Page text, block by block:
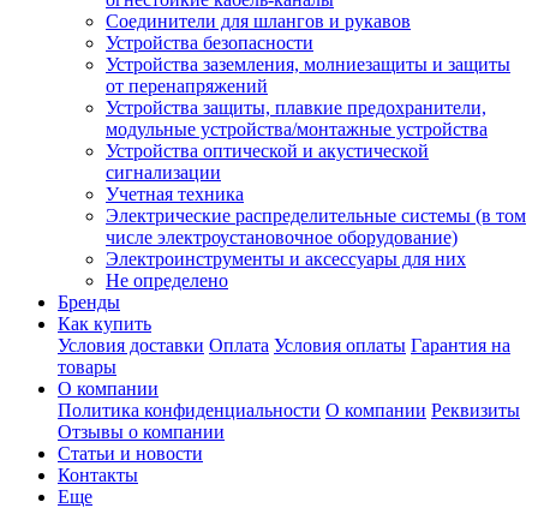
Соединители для шлангов и рукавов
Устройства безопасности
Устройства заземления, молниезащиты и защиты
от перенапряжений
Устройства защиты, плавкие предохранители,
модульные устройства/монтажные устройства
Устройства оптической и акустической
сигнализации
Учетная техника
Электрические распределительные системы (в том
числе электроустановочное оборудование)
Электроинструменты и аксессуары для них
Не определено
Бренды
Как купить
Условия доставки Оплата Условия оплаты Гарантия на
товары
О компании
Политика конфиденциальности О компании Реквизиты
Отзывы о компании
Статьи и новости
Контакты
Еще